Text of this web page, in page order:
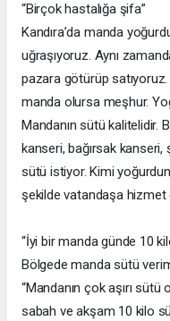
“Birçok hastalığa şifa”
Kandıra’da manda
uğraşıyoruz. Aynı
pazara götürüp satıyoruz.
manda olursa meşhur.
Mandanın sütü kalitelidir.
kanseri, bağırsak
sütü istiyor. Kimi
şekilde vatandaşa hizmet
“İyi bir manda günde 10
Bölgede manda sütü
“Mandanın çok aşırı
sabah ve akşam 10 kilo